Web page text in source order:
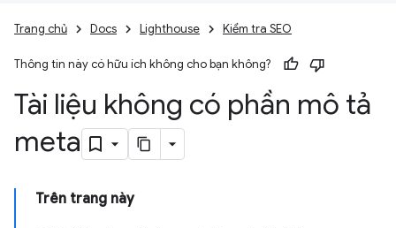
Trang chủ Docs Lighthouse Kiểm tra SEO
Thông tin này có hữu ích không cho bạn không?
Tài liệu không có phần mô tả
meta
Trên trang này